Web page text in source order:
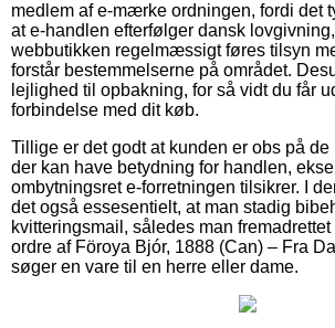
medlem af e-mærke ordningen, fordi det
at e-handlen efterfølger dansk
webbutikken regelmæssigt føres tilsyn
forstår bestemmelserne på området.
lejlighed til opbakning, for så vidt du får
forbindelse med dit køb.
Tillige er det godt at kunden er obs på
der kan have betydning for handlen,
ombytningsret e-forretningen tilsikrer. I
det også essesentielt, at man stadig
kvitteringsmail, således man
ordre af Föroya Bjór, 1888 (Can) – Fra
søger en vare til en herre eller dame.